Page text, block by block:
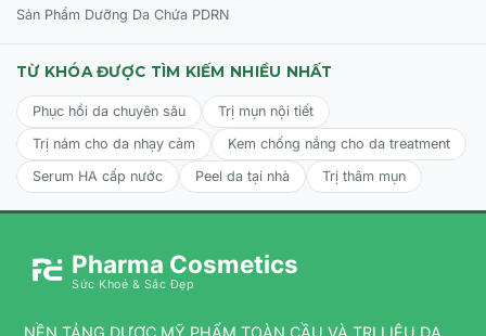
giúp cho da dịu lại, bớt kích ứng và hỗ trợ điều trị nám
được tốt hơn. (tình trạng rosacea)
- Bảo vệ và xoa dịu làn da bị tổn thương bởi ánh nắng,
bụi bẩn, ô nhiễm đô thị hóa.
-Phục hồi làn da bị tổn thương bởi tia UVA / UVB
Tất cả các thành phần:Nước / Eau, Butylene Glycol,
Niacinamide, Glycerin, Tranexamic Acid, 1,2-
Caprylyl Glycol, Carbomer, Disodium EDTA,
Ethylhexylglycerin, Sodium Hydroxide.
Sản Phẩm Dưỡng Da Chứa PDRN
TỪ KHÓA ĐƯỢC TÌM KIẾM NHIỀU NHẤT
Phục hồi da chuyên sâu
Trị mụn nội tiết
Trị nám cho da nhạy cảm
Kem chống nắng cho da treatment
Serum HA cấp nước
Peel da tại nhà Trị thâm mụn
Pharma Cosmetics
Sức Khoẻ & Sắc Đẹp
NỀN TẢNG DƯỢC MỸ PHẨM TOÀN CẦU VÀ TRỊ LIỆU DA